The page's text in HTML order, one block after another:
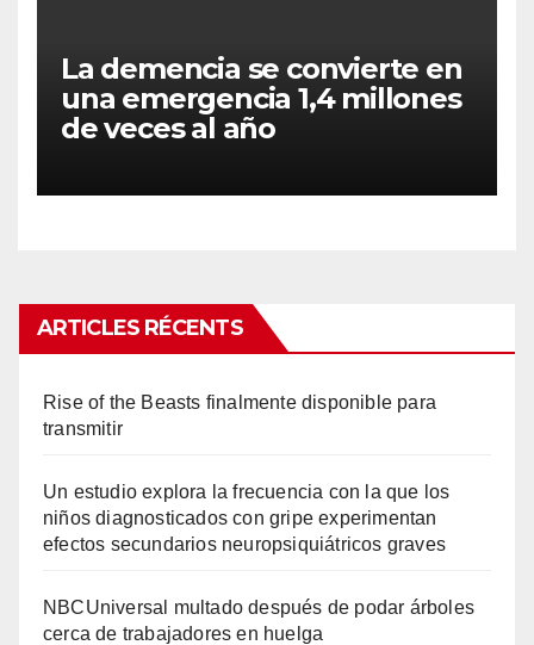
La demencia se convierte en
una emergencia 1,4 millones
de veces al año
ARTICLES RÉCENTS
Rise of the Beasts finalmente disponible para
transmitir
Un estudio explora la frecuencia con la que los
niños diagnosticados con gripe experimentan
efectos secundarios neuropsiquiátricos graves
NBCUniversal multado después de podar árboles
cerca de trabajadores en huelga